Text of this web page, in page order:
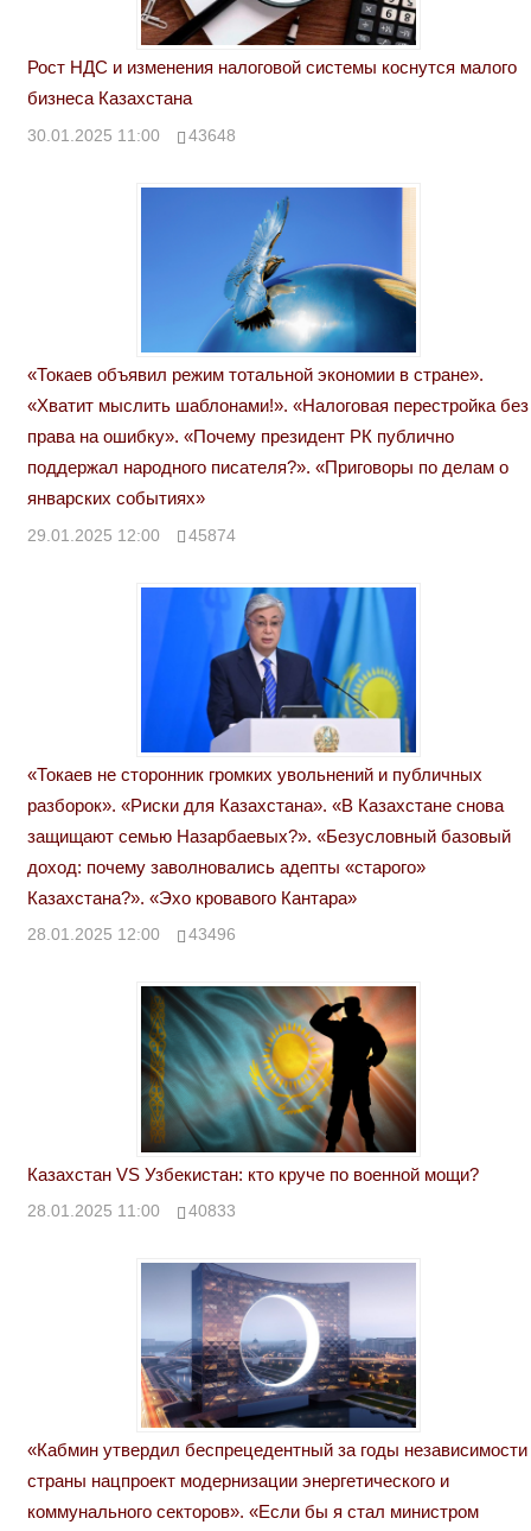
Рост НДС и изменения налоговой системы коснутся малого
бизнеса Казахстана
30.01.2025 11:00 43648
«Токаев объявил режим тотальной экономии в стране».
«Хватит мыслить шаблонами!». «Налоговая перестройка без
права на ошибку». «Почему президент РК публично
поддержал народного писателя?». «Приговоры по делам о
январских событиях»
29.01.2025 12:00 45874
«Токаев не сторонник громких увольнений и публичных
разборок». «Риски для Казахстана». «В Казахстане снова
защищают семью Назарбаевых?». «Безусловный базовый
доход: почему заволновались адепты «старого»
Казахстана?». «Эхо кровавого Кантара»
28.01.2025 12:00 43496
Казахстан VS Узбекистан: кто круче по военной мощи?
28.01.2025 11:00 40833
«Кабмин утвердил беспрецедентный за годы независимости
страны нацпроект модернизации энергетического и
коммунального секторов». «Если бы я стал министром